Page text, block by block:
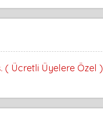
( Ücretli Üyelere Özel )